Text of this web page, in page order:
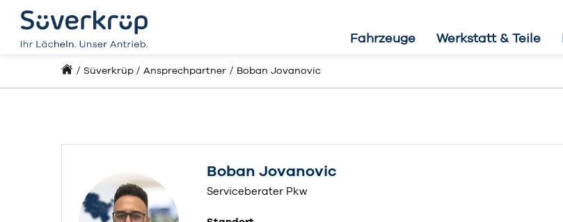
Fahrzeuge Werkstatt & Teile
Süverkrüp Ansprechpartner Boban Jovanovic
Boban Jovanovic
Serviceberater Pkw